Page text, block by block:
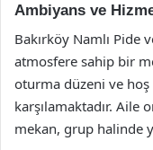
Ambiyans ve
Bakırköy Namlı Pide
atmosfere sahip bir
oturma düzeni ve
karşılamaktadır. Aile
mekan, grup halinde